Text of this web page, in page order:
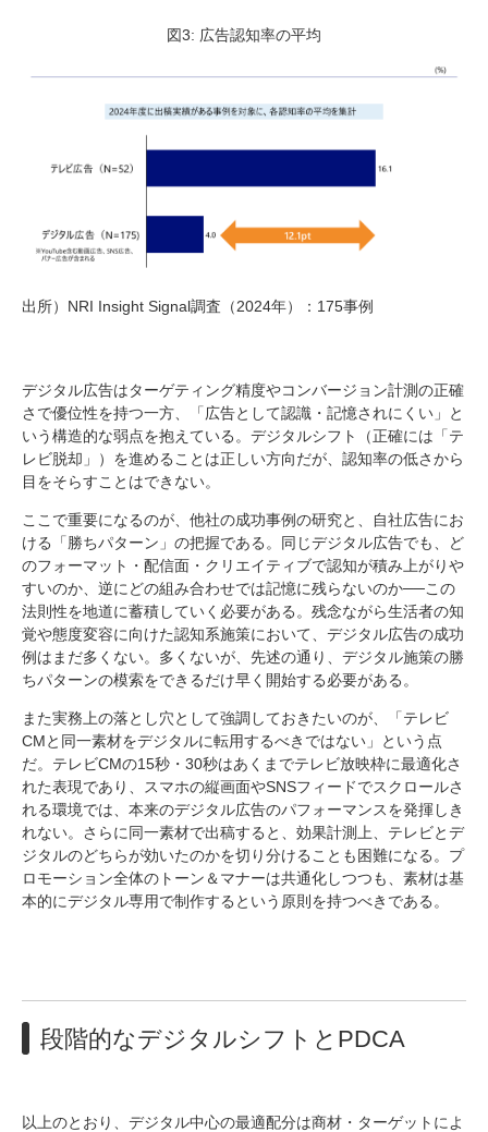
図3: 広告認知率の平均
出所）NRI Insight Signal調査（2024年）：175事例
デジタル広告はターゲティング精度やコンバージョン計測の正確
さで優位性を持つ一方、「広告として認識・記憶されにくい」と
いう構造的な弱点を抱えている。デジタルシフト（正確には「テ
レビ脱却」）を進めることは正しい方向だが、認知率の低さから
目をそらすことはできない。
ここで重要になるのが、他社の成功事例の研究と、自社広告にお
ける「勝ちパターン」の把握である。同じデジタル広告でも、ど
のフォーマット・配信面・クリエイティブで認知が積み上がりや
すいのか、逆にどの組み合わせでは記憶に残らないのか──この
法則性を地道に蓄積していく必要がある。残念ながら生活者の知
覚や態度変容に向けた認知系施策において、デジタル広告の成功
例はまだ多くない。多くないが、先述の通り、デジタル施策の勝
ちパターンの模索をできるだけ早く開始する必要がある。
また実務上の落とし穴として強調しておきたいのが、「テレビ
CMと同一素材をデジタルに転用するべきではない」という点
だ。テレビCMの15秒・30秒はあくまでテレビ放映枠に最適化さ
れた表現であり、スマホの縦画面やSNSフィードでスクロールさ
れる環境では、本来のデジタル広告のパフォーマンスを発揮しき
れない。さらに同一素材で出稿すると、効果計測上、テレビとデ
ジタルのどちらが効いたのかを切り分けることも困難になる。プ
ロモーション全体のトーン＆マナーは共通化しつつも、素材は基
本的にデジタル専用で制作するという原則を持つべきである。
段階的なデジタルシフトとPDCA
以上のとおり、デジタル中心の最適配分は商材・ターゲットによ